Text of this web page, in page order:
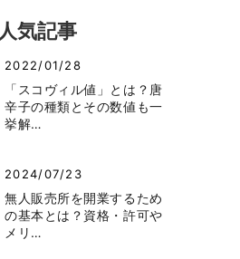
人気記事
2022/01/28
「スコヴィル値」とは？唐
辛子の種類とその数値も一
挙解…
2024/07/23
無人販売所を開業するため
の基本とは？資格・許可や
メリ…